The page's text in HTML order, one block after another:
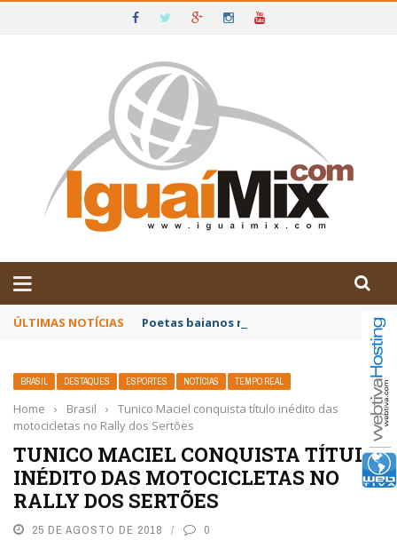
IGUAÍ E SUDOESTE DA BAHIA
ÚLTIMAS NOTÍCIAS Poetas baianos representam o Brasil no
BRASIL DESTAQUES ESPORTES NOTÍCIAS TEMPO REAL
Home › Brasil ›
Tunico Maciel conquista título inédito das
motocicletas no Rally dos Sertões​
TUNICO MACIEL CONQUISTA TÍTULO
INÉDITO DAS MOTOCICLETAS NO
RALLY DOS SERTÕES​
25 DE AGOSTO DE 2018 0